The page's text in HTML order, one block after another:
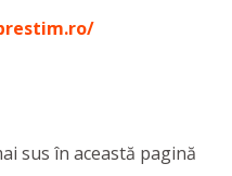
sus în această pagină